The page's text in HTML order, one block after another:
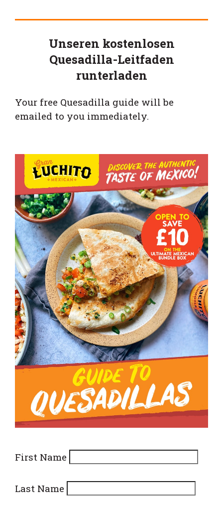
Unseren kostenlosen
Quesadilla-Leitfaden
runterladen
Your free Quesadilla guide will be
emailed to you immediately.
First Name
Last Name